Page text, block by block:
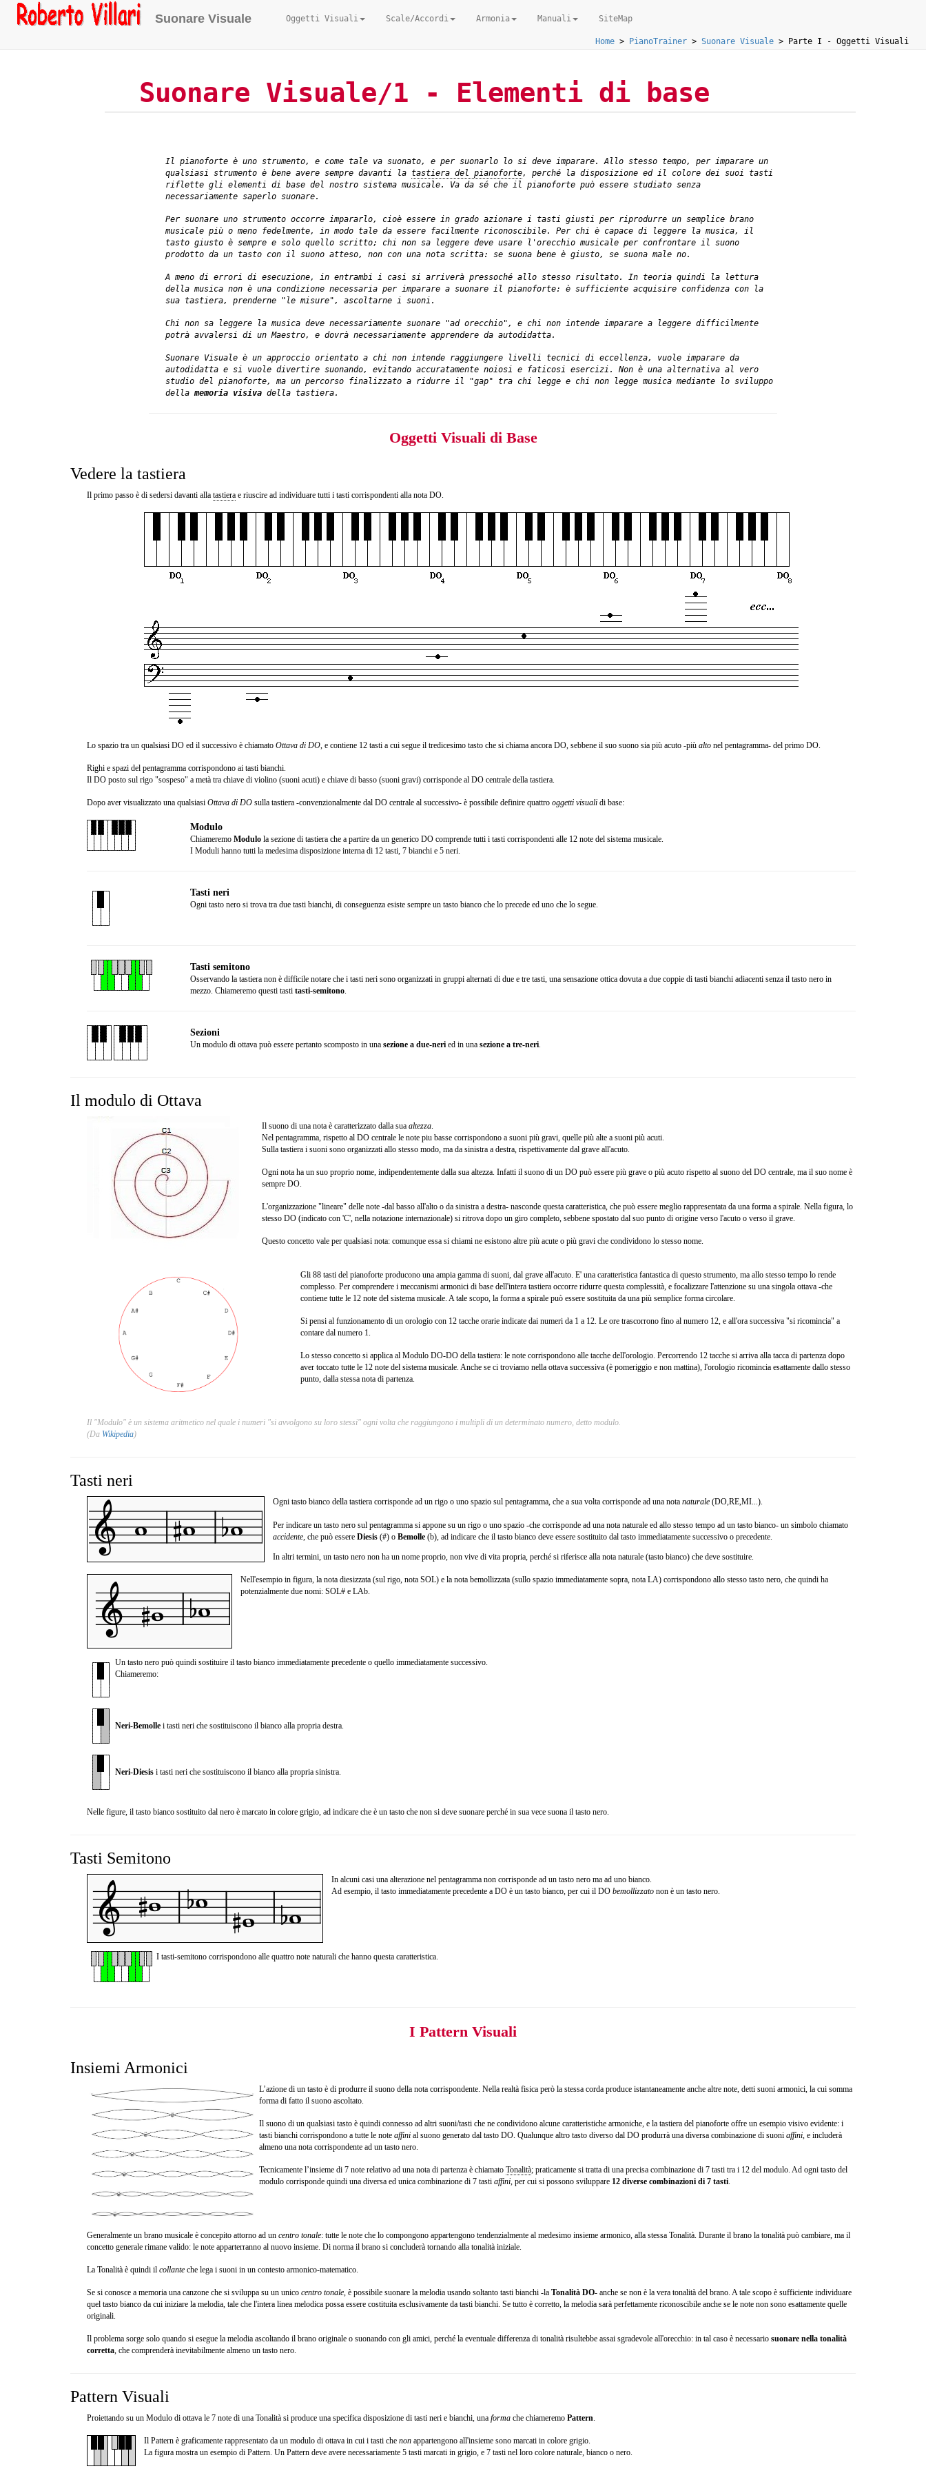
Suonare Visuale Oggetti Visuali Scale/Accordi Armonia Manuali SiteMap
Home > PianoTrainer > Suonare Visuale > Parte I - Oggetti Visuali
Suonare Visuale/1 - Elementi di base
Il pianoforte è uno strumento, e come tale va suonato, e per suonarlo lo si deve imparare. Allo stesso tempo, per imparare un
qualsiasi strumento è bene avere sempre davanti la tastiera del pianoforte, perché la disposizione ed il colore dei suoi tasti
riflette gli elementi di base del nostro sistema musicale. Va da sé che il pianoforte può essere studiato senza
necessariamente saperlo suonare.
Per suonare uno strumento occorre impararlo, cioè essere in grado azionare i tasti giusti per riprodurre un semplice brano
musicale più o meno fedelmente, in modo tale da essere facilmente riconoscibile. Per chi è capace di leggere la musica, il
tasto giusto è sempre e solo quello scritto; chi non sa leggere deve usare l'orecchio musicale per confrontare il suono
prodotto da un tasto con il suono atteso, non con una nota scritta: se suona bene è giusto, se suona male no.
A meno di errori di esecuzione, in entrambi i casi si arriverà pressoché allo stesso risultato. In teoria quindi la lettura
della musica non è una condizione necessaria per imparare a suonare il pianoforte: è sufficiente acquisire confidenza con la
sua tastiera, prenderne "le misure", ascoltarne i suoni.
Chi non sa leggere la musica deve necessariamente suonare "ad orecchio", e chi non intende imparare a leggere difficilmente
potrà avvalersi di un Maestro, e dovrà necessariamente apprendere da autodidatta.
Suonare Visuale è un approccio orientato a chi non intende raggiungere livelli tecnici di eccellenza, vuole imparare da
autodidatta e si vuole divertire suonando, evitando accuratamente noiosi e faticosi esercizi. Non è una alternativa al vero
studio del pianoforte, ma un percorso finalizzato a ridurre il "gap" tra chi legge e chi non legge musica mediante lo sviluppo
dellamemoria visiva della tastiera.
Oggetti Visuali di Base
Vedere la tastiera
Il primo passo è di sedersi davanti alla tastiera e riuscire ad individuare tutti i tasti corrispondenti alla nota DO.
Lo spazio tra un qualsiasi DO ed il successivo è chiamato Ottava di DO, e contiene 12 tasti a cui segue il tredicesimo tasto che si chiama ancora DO, sebbene il suo suono sia più acuto -più alto nel pentagramma- del primo DO.
Righi e spazi del pentagramma corrispondono ai tasti bianchi.
Il DO posto sul rigo "sospeso" a metà tra chiave di violino (suoni acuti) e chiave di basso (suoni gravi) corrisponde al DO centrale della tastiera.
Dopo aver visualizzato una qualsiasi Ottava di DO sulla tastiera -convenzionalmente dal DO centrale al successivo- è possibile definire quattro oggetti visuali di base:
Modulo
Chiameremo Modulo la sezione di tastiera che a partire da un generico DO comprende tutti i tasti corrispondenti alle 12 note del sistema musicale.
I Moduli hanno tutti la medesima disposizione interna di 12 tasti, 7 bianchi e 5 neri.
Tasti neri
Ogni tasto nero si trova tra due tasti bianchi, di conseguenza esiste sempre un tasto bianco che lo precede ed uno che lo segue.
Tasti semitono
Osservando la tastiera non è difficile notare che i tasti neri sono organizzati in gruppi alternati di due e tre tasti, una sensazione ottica dovuta a due coppie di tasti bianchi adiacenti senza il tasto nero in
mezzo. Chiameremo questi tasti tasti-semitono.
Sezioni
Un modulo di ottava può essere pertanto scomposto in una sezione a due-neri ed in una sezione a tre-neri.
Il modulo di Ottava
Il suono di una nota è caratterizzato dalla sua altezza.
Nel pentagramma, rispetto al DO centrale le note piu basse corrispondono a suoni più gravi, quelle più alte a suoni più acuti.
Sulla tastiera i suoni sono organizzati allo stesso modo, ma da sinistra a destra, rispettivamente dal grave all'acuto.
Ogni nota ha un suo proprio nome, indipendentemente dalla sua altezza. Infatti il suono di un DO può essere più grave o più acuto rispetto al suono del DO centrale, ma il suo nome è
sempre DO.
L'organizzazione "lineare" delle note -dal basso all'alto o da sinistra a destra- nasconde questa caratteristica, che può essere meglio rappresentata da una forma a spirale. Nella figura, lo
stesso DO (indicato con 'C', nella notazione internazionale) si ritrova dopo un giro completo, sebbene spostato dal suo punto di origine verso l'acuto o verso il grave.
Questo concetto vale per qualsiasi nota: comunque essa si chiami ne esistono altre più acute o più gravi che condividono lo stesso nome.
Gli 88 tasti del pianoforte producono una ampia gamma di suoni, dal grave all'acuto. E' una caratteristica fantastica di questo strumento, ma allo stesso tempo lo rende
complesso. Per comprendere i meccanismi armonici di base dell'intera tastiera occorre ridurre questa complessità, e focalizzare l'attenzione su una singola ottava -che
contiene tutte le 12 note del sistema musicale. A tale scopo, la forma a spirale può essere sostituita da una più semplice forma circolare.
Si pensi al funzionamento di un orologio con 12 tacche orarie indicate dai numeri da 1 a 12. Le ore trascorrono fino al numero 12, e all'ora successiva "si ricomincia" a
contare dal numero 1.
Lo stesso concetto si applica al Modulo DO-DO della tastiera: le note corrispondono alle tacche dell'orologio. Percorrendo 12 tacche si arriva alla tacca di partenza dopo
aver toccato tutte le 12 note del sistema musicale. Anche se ci troviamo nella ottava successiva (è pomeriggio e non mattina), l'orologio ricomincia esattamente dallo stesso
punto, dalla stessa nota di partenza.
Il "Modulo" è un sistema aritmetico nel quale i numeri "si avvolgono su loro stessi" ogni volta che raggiungono i multipli di un determinato numero, detto modulo.
(Da Wikipedia)
Tasti neri
Ogni tasto bianco della tastiera corrisponde ad un rigo o uno spazio sul pentagramma, che a sua volta corrisponde ad una nota naturale (DO,RE,MI...).
Per indicare un tasto nero sul pentagramma si appone su un rigo o uno spazio -che corrisponde ad una nota naturale ed allo stesso tempo ad un tasto bianco- un simbolo chiamato
accidente, che può essere Diesis (#) o Bemolle (b), ad indicare che il tasto bianco deve essere sostituito dal tasto immediatamente successivo o precedente.
In altri termini, un tasto nero non ha un nome proprio, non vive di vita propria, perché si riferisce alla nota naturale (tasto bianco) che deve sostituire.
Nell'esempio in figura, la nota diesizzata (sul rigo, nota SOL) e la nota bemollizzata (sullo spazio immediatamente sopra, nota LA) corrispondono allo stesso tasto nero, che quindi ha
potenzialmente due nomi: SOL# e LAb.
Un tasto nero può quindi sostituire il tasto bianco immediatamente precedente o quello immediatamente successivo.
Chiameremo:
Neri-Bemolle i tasti neri che sostituiscono il bianco alla propria destra.
Neri-Diesis i tasti neri che sostituiscono il bianco alla propria sinistra.
Nelle figure, il tasto bianco sostituito dal nero è marcato in colore grigio, ad indicare che è un tasto che non si deve suonare perché in sua vece suona il tasto nero.
Tasti Semitono
In alcuni casi una alterazione nel pentagramma non corrisponde ad un tasto nero ma ad uno bianco.
Ad esempio, il tasto immediatamente precedente a DO è un tasto bianco, per cui il DO bemollizzato non è un tasto nero.
I tasti-semitono corrispondono alle quattro note naturali che hanno questa caratteristica.
I Pattern Visuali
Insiemi Armonici
L’azione di un tasto è di produrre il suono della nota corrispondente. Nella realtà fisica però la stessa corda produce istantaneamente anche altre note, detti suoni armonici, la cui somma
forma di fatto il suono ascoltato.
Il suono di un qualsiasi tasto è quindi connesso ad altri suoni/tasti che ne condividono alcune caratteristiche armoniche, e la tastiera del pianoforte offre un esempio visivo evidente: i
tasti bianchi corrispondono a tutte le note affini al suono generato dal tasto DO. Qualunque altro tasto diverso dal DO produrrà una diversa combinazione di suoni affini, e includerà
almeno una nota corrispondente ad un tasto nero.
Tecnicamente l’insieme di 7 note relativo ad una nota di partenza è chiamato Tonalità; praticamente si tratta di una precisa combinazione di 7 tasti tra i 12 del modulo. Ad ogni tasto del
modulo corrisponde quindi una diversa ed unica combinazione di 7 tasti affini, per cui si possono sviluppare 12 diverse combinazioni di 7 tasti.
Generalmente un brano musicale è concepito attorno ad un centro tonale: tutte le note che lo compongono appartengono tendenzialmente al medesimo insieme armonico, alla stessa Tonalità. Durante il brano la tonalità può cambiare, ma il
concetto generale rimane valido: le note apparterranno al nuovo insieme. Di norma il brano si concluderà tornando alla tonalità iniziale.
La Tonalità è quindi il collante che lega i suoni in un contesto armonico-matematico.
Se si conosce a memoria una canzone che si sviluppa su un unico centro tonale, è possibile suonare la melodia usando soltanto tasti bianchi -la Tonalità DO- anche se non è la vera tonalità del brano. A tale scopo è sufficiente individuare
quel tasto bianco da cui iniziare la melodia, tale che l'intera linea melodica possa essere costituita esclusivamente da tasti bianchi. Se tutto è corretto, la melodia sarà perfettamente riconoscibile anche se le note non sono esattamente quelle
originali.
Il problema sorge solo quando si esegue la melodia ascoltando il brano originale o suonando con gli amici, perché la eventuale differenza di tonalità risultebbe assai sgradevole all'orecchio: in tal caso è necessario suonare nella tonalità
corretta, che comprenderà inevitabilmente almeno un tasto nero.
Pattern Visuali
Proiettando su un Modulo di ottava le 7 note di una Tonalità si produce una specifica disposizione di tasti neri e bianchi, una forma che chiameremo Pattern.
Il Pattern è graficamente rappresentato da un modulo di ottava in cui i tasti che non appartengono all'insieme sono marcati in colore grigio.
La figura mostra un esempio di Pattern. Un Pattern deve avere necessariamente 5 tasti marcati in grigio, e 7 tasti nel loro colore naturale, bianco o nero.